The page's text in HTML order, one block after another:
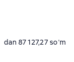
dan 87 127,27 soʻm